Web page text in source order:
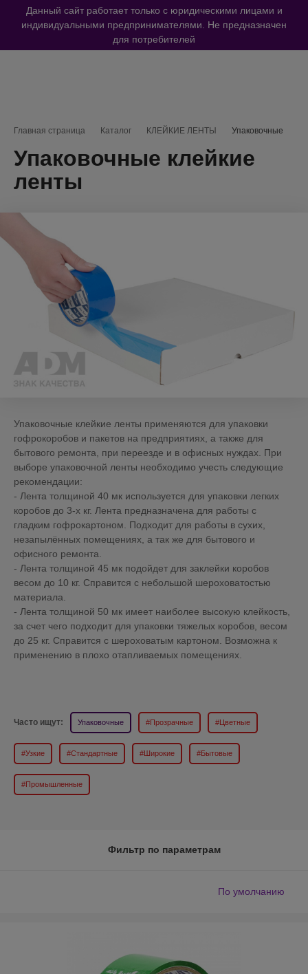
Данный сайт работает только с юридическими лицами и
индивидуальными предпринимателями. Не предназначен
для потребителей
Навигационная цепочка
Главная страница Каталог КЛЕЙКИЕ ЛЕНТЫ Упаковочные
Упаковочные клейкие
ленты
Упаковочные клейкие ленты применяются для упаковки
гофрокоробов и пакетов на предприятиях, а также для
бытового ремонта, при переезде и в офисных нуждах. При
выборе упаковочной ленты необходимо учесть следующие
рекомендации:
- Лента толщиной 40 мк используется для упаковки легких
коробов до 3-х кг. Лента предназначена для работы с
гладким гофрокартоном. Подходит для работы в сухих,
незапылённых помещениях, а так же для бытового и
офисного ремонта.
- Лента толщиной 45 мк подойдет для заклейки коробов
весом до 10 кг. Справится с небольшой шероховатостью
материала.
- Лента толщиной 50 мк имеет наиболее высокую клейкость,
за счет чего подходит для упаковки тяжелых коробов, весом
до 25 кг. Справится с шероховатым картоном. Возможна к
применению в плохо отапливаемых помещениях.
Часто ищут: Упаковочные #Прозрачные #Цветные
#Узкие #Стандартные #Широкие #Бытовые
#Промышленные
Фильтр по параметрам
По умолчанию